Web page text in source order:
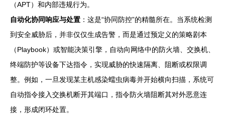
（APT）和内部违规行为。
自动化协同响应与处置 ：这是“协同防控”的精髓所在。当系统检测
到安全威胁后，并非仅仅生成告警，而是通过预定义的策略剧本
（Playbook）或智能决策引擎，自动向网络中的防火墙、交换机、
终端防护等设备下达指令，实现威胁的快速隔离、阻断或权限调
整。例如，一旦发现某主机感染蠕虫病毒并开始横向扫描，系统可
自动指令接入交换机断开其端口，指令防火墙阻断其对外恶意连
接，形成闭环处置。